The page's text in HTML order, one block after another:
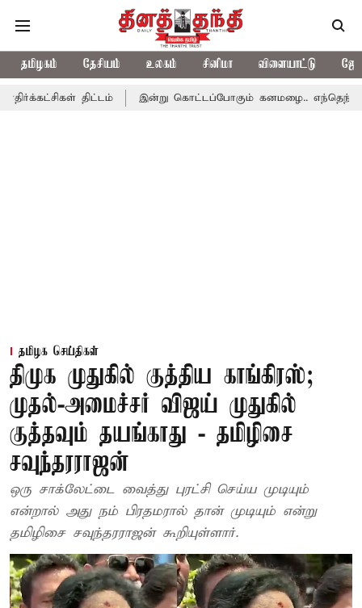
தமிழகம் தேசியம் உலகம் சினிமா விளையாட்டு
திட்டம் இன்று கொட்டப்போகும் கனமழை.. எந்தெந்த
தமிழக செய்திகள்
திமுக முதுகில் குத்திய காங்கிரஸ்;
முதல்-அமைச்சர் விஜய் முதுகில்
குத்தவும் தயங்காது - தமிழிசை
சவுந்தரராஜன்
ஒரு சாக்லேட்டை வைத்து புரட்சி செய்ய முடியும்
என்றால் அது நம் பிரதமரால் தான் முடியும் என்று
தமிழிசை சவுந்தரராஜன் கூறியுள்ளார்.